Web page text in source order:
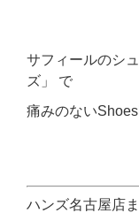
サフィールのシ
ズ」 で
痛みのない
ハンズ名古屋店